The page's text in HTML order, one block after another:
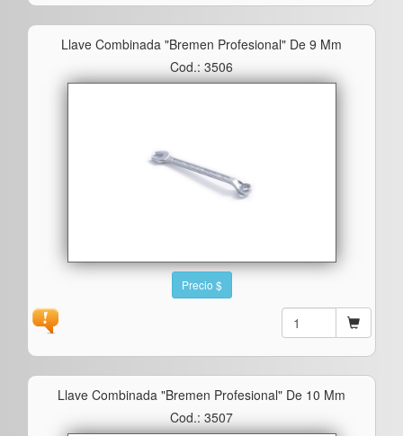
Llave Combinada "bremen Profesional" De 9 Mm
Cod.: 3506
Precio $
Llave Combinada "bremen Profesional" De 10 Mm
Cod.: 3507